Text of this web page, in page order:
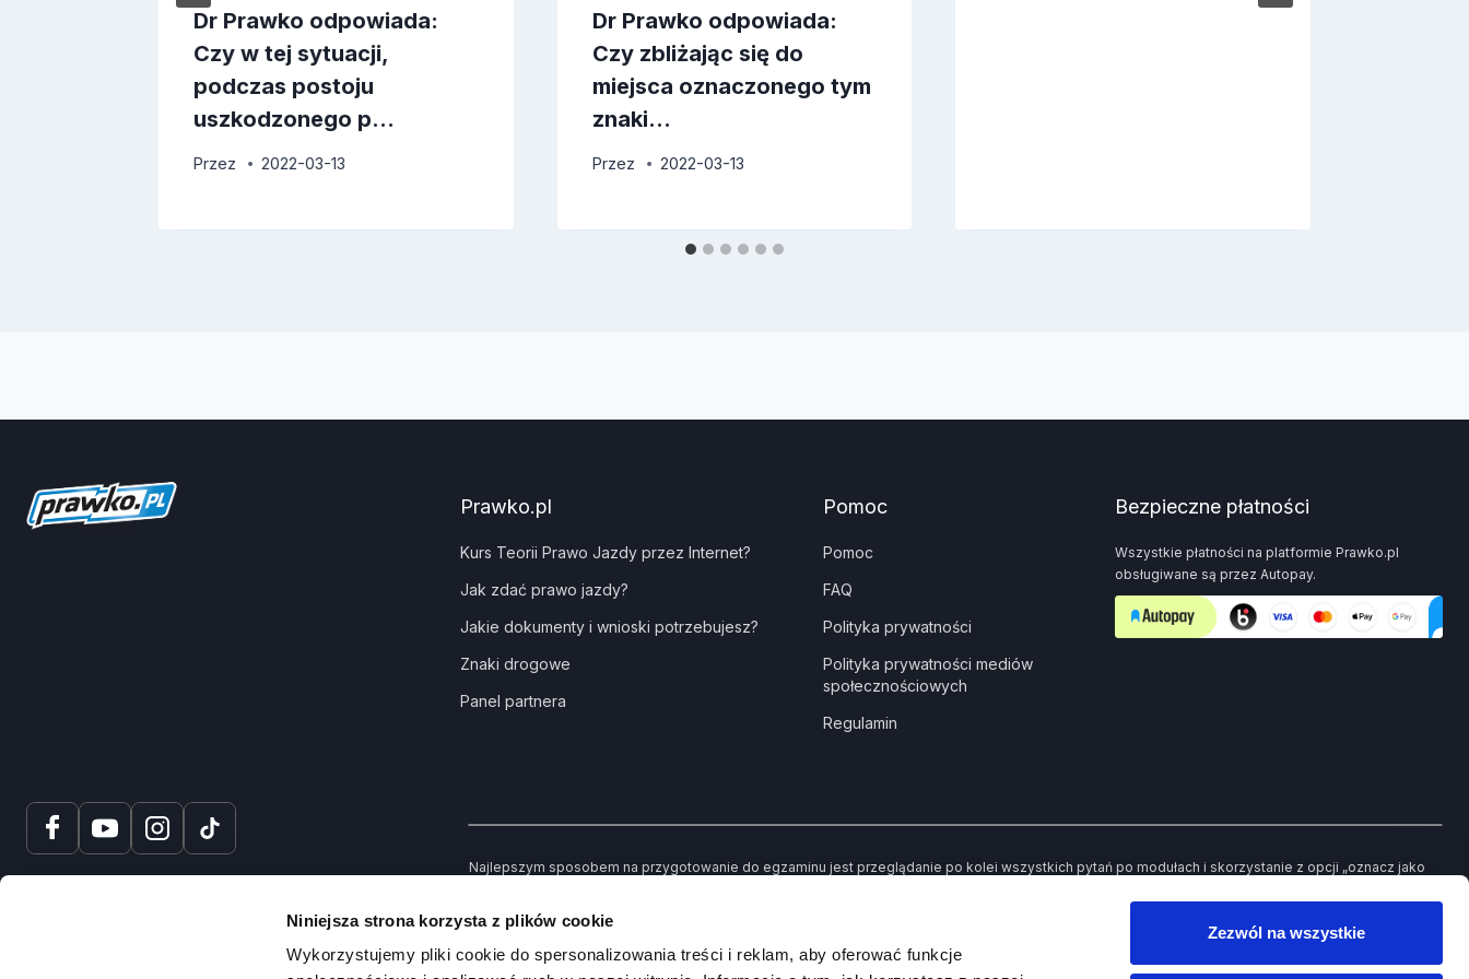
Niniejsza strona korzysta z plików cookie
Wykorzystujemy pliki cookie do spersonalizowania treści i reklam, aby oferować funkcje
Zezwól na wszystkie
Dr Prawko odpowiada:
Czy w tej sytuacji,
podczas postoju
uszkodzonego p…
Przez 2022-03-13
Dr Prawko odpowiada:
Czy zbliżając się do
miejsca oznaczonego tym
znaki…
Przez 2022-03-13
Prawko.pl
Kurs Teorii Prawo Jazdy przez Internet?
Jak zdać prawo jazdy?
Jakie dokumenty i wnioski potrzebujesz?
Znaki drogowe
Panel partnera
Pomoc
Pomoc
FAQ
Polityka prywatności
Polityka prywatności mediów
społecznościowych
Regulamin
Bezpieczne płatności
Wszystkie płatności na platformie Prawko.pl
obsługiwane są przez Autopay.
Najlepszym sposobem na przygotowanie do egzaminu jest przeglądanie po kolei wszystkich pytań po modułach i skorzystanie z opcji „oznacz jako